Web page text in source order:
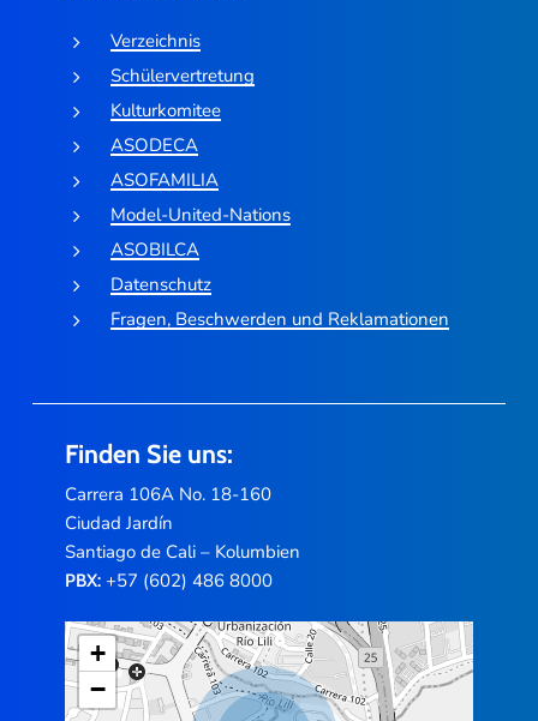
Verzeichnis
Schülervertretung
Kulturkomitee
ASODECA
ASOFAMILIA
Model-United-Nations
ASOBILCA
Datenschutz
Fragen, Beschwerden und Reklamationen
Finden Sie uns:
Carrera 106A No. 18-160
Ciudad Jardín
Santiago de Cali – Kolumbien
PBX:+57 (602) 486 8000
+
−